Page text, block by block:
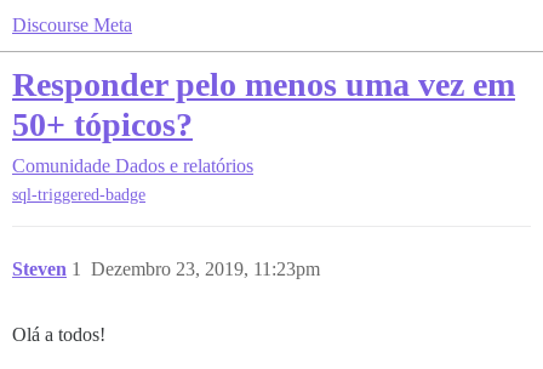
Discourse Meta
Responder pelo menos uma vez em
50+ tópicos?
Comunidade Dados e relatórios
sql-triggered-badge
Steven Dezembro 23, 2019, 11:23pm
1
Olá a todos!